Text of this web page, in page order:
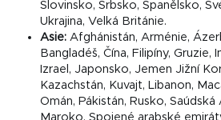
Slovinsko, Srbsko, Španělsko,
Ukrajina, Velká Británie.
Asie: Afghánistán, Arménie,
Bangladéš, Čína, Filipíny, Gruzie,
Izrael, Japonsko, Jemen Jižní
Kazachstán, Kuvajt, Libanon,
Omán, Pákistán, Rusko, Saúdská
Maroko, Spojené arabské